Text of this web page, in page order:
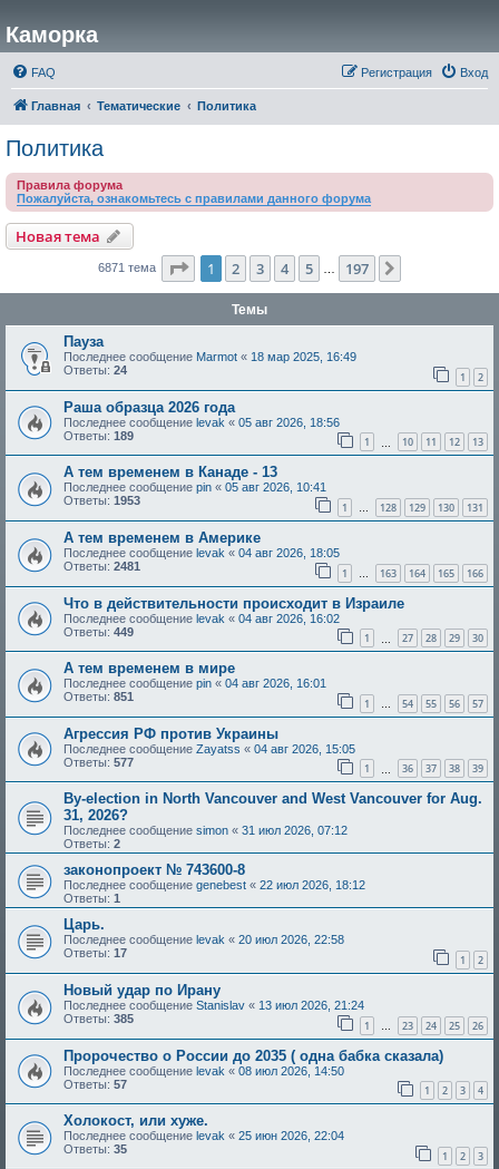
Каморка
FAQ Вход
Регистрация
Главная Тематические Политика
Политика
Правила форума
Пожалуйста, ознакомьтесь с правилами данного форума
Новая тема
6871 тема Страница из 197
1 2 3 4 5 197
Темы
Пауза
Последнее сообщение Marmot « 18 мар 2025, 16:49
Ответы: 24 1 2
Раша образца 2026 года
Последнее сообщение levak « 05 авг 2026, 18:56
Ответы: 189 1 10 11 12 13
А тем временем в Канаде - 13
Последнее сообщение pin « 05 авг 2026, 10:41
Ответы: 1953 1 … 128 129 130 131
А тем временем в Америке
Последнее сообщение levak « 04 авг 2026, 18:05
Ответы: 2481 1 … 163 164 165 166
Что в действительности происходит в Израиле
Последнее сообщение levak « 04 авг 2026, 16:02
Ответы: 449 1 27 28 29 30
А тем временем в мире
Последнее сообщение pin « 04 авг 2026, 16:01
Ответы: 851 1 … 54 55 56 57
Агрессия РФ против Украины
Последнее сообщение Zayatss « 04 авг 2026, 15:05
Ответы: 577 1 36 37 38 39
By-election in North Vancouver and West Vancouver for Aug.
31, 2026?
Последнее сообщение simon « 31 июл 2026, 07:12
Ответы: 2
законопроект № 743600-8
Последнее сообщение genebest « 22 июл 2026, 18:12
Ответы: 1
Царь.
Последнее сообщение levak « 20 июл 2026, 22:58
Ответы: 17 1 2
Новый удар по Ирану
Последнее сообщение Stanislav « 13 июл 2026, 21:24
Ответы: 385 1 … 23 24 25 26
Пророчество о России до 2035 ( одна бабка сказала)
Последнее сообщение levak « 08 июл 2026, 14:50
Ответы: 57 1 2 3 4
Холокост, или хуже.
Последнее сообщение levak « 25 июн 2026, 22:04
Ответы: 35 1 2 3